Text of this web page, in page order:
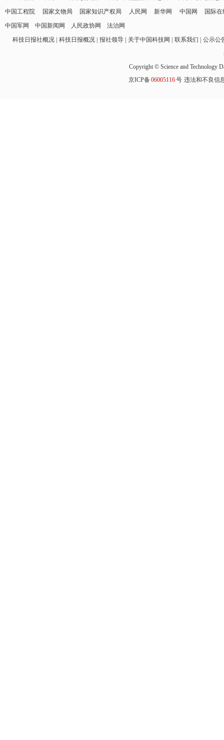
中国工程院
国家文物局 国家知识产权局 人民网 新华网 中国网
国际在
中国军网
中国新闻网 人民政协网
法治网
科技日报社概况
科技日报概况 报社领导 关于中国科技网 联系我们
公示公
Copyright © Science and Technology
京ICP备06005116号 违法和不良信